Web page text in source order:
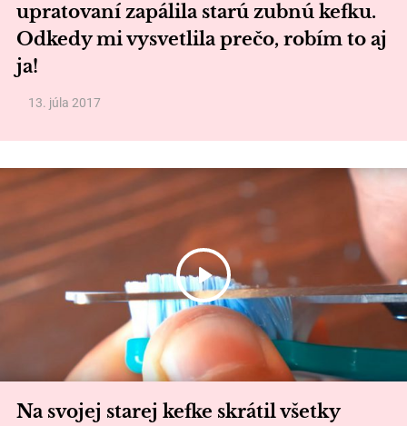
upratovaní zapálila starú zubnú kefku.
Odkedy mi vysvetlila prečo, robím to aj
ja!
13. júla 2017
Na svojej starej kefke skrátil všetky